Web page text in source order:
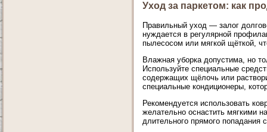
Уход за паркетом: как
Правильный уход — залог
нуждается в регулярной
пылесосом или мягкой щёткой,
Влажная уборка допустима, но
Используйте специальные
содержащих щёлочь или
специальные кондиционеры,
Рекомендуется использовать
желательно оснастить мягкими
длительного прямого